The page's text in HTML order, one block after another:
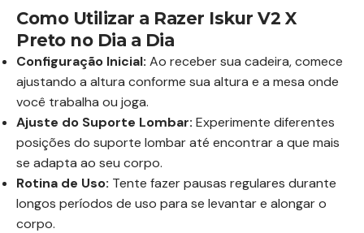
Como Utilizar a Razer Iskur V2 X
Preto no Dia a Dia
Configuração Inicial: Ao receber sua cadeira, comece
ajustando a altura conforme sua altura e a mesa onde
você trabalha ou joga.
Ajuste do Suporte Lombar: Experimente diferentes
posições do suporte lombar até encontrar a que mais
se adapta ao seu corpo.
Rotina de Uso: Tente fazer pausas regulares durante
longos períodos de uso para se levantar e alongar o
corpo.